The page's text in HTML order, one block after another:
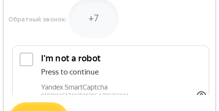
Обратный звонок: